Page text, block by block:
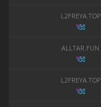
L2FREYA.TOP
ALLTAR.FUN
L2FREYA.TOP